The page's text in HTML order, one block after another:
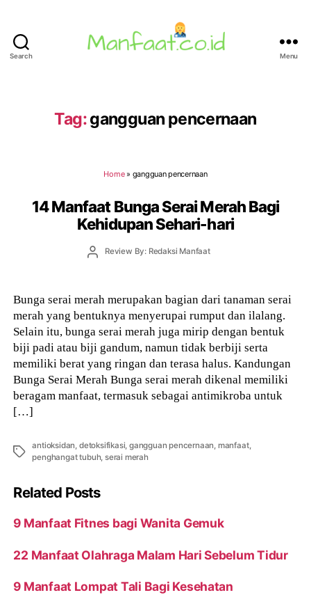
Search Menu
Tag:gangguan pencernaan
Home» gangguan pencernaan
14 Manfaat Bunga Serai Merah Bagi
Kehidupan Sehari-hari
PostReview By: Redaksi Manfaat
Bunga serai merah merupakan bagian dari tanaman serai
merah yang bentuknya menyerupai rumput dan ilalang.
Selain itu, bunga serai merah juga mirip dengan bentuk
biji padi atau biji gandum, namun tidak berbiji serta
memiliki berat yang ringan dan terasa halus. Kandungan
Bunga Serai Merah Bunga serai merah dikenal memiliki
beragam manfaat, termasuk sebagai antimikroba untuk
[…]
Tags
antioksidan, detoksifikasi, gangguan pencernaan, manfaat,
penghangat tubuh, serai merah
Related Posts
9 Manfaat Fitnes bagi Wanita Gemuk
22 Manfaat Olahraga Malam Hari Sebelum Tidur
9 Manfaat Lompat Tali Bagi Kesehatan